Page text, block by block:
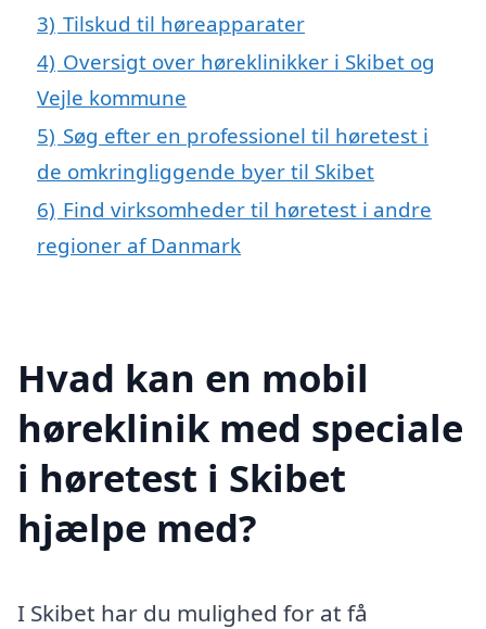
3) Tilskud til høreapparater
4) Oversigt over høreklinikker i Skibet og
Vejle kommune
5) Søg efter en professionel til høretest i
de omkringliggende byer til Skibet
6) Find virksomheder til høretest i andre
regioner af Danmark
Hvad kan en mobil
høreklinik med speciale
i høretest i Skibet
hjælpe med?
I Skibet har du mulighed for at få